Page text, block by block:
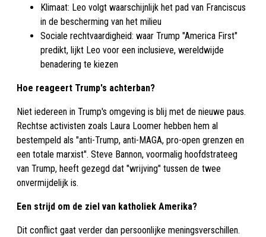
Klimaat: Leo volgt waarschijnlijk het pad van Franciscus
in de bescherming van het milieu
Sociale rechtvaardigheid: waar Trump "America First"
predikt, lijkt Leo voor een inclusieve, wereldwijde
benadering te kiezen
Hoe reageert Trump's achterban?
Niet iedereen in Trump's omgeving is blij met de nieuwe paus.
Rechtse activisten zoals Laura Loomer hebben hem al
bestempeld als "anti-Trump, anti-MAGA, pro-open grenzen en
een totale marxist". Steve Bannon, voormalig hoofdstrateeg
van Trump, heeft gezegd dat "wrijving" tussen de twee
onvermijdelijk is.
Een strijd om de ziel van katholiek Amerika?
Dit conflict gaat verder dan persoonlijke meningsverschillen.